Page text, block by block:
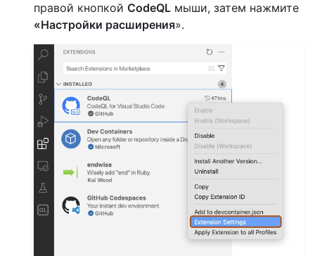
правой кнопкой CodeQL мыши, затем нажмите
«Настройки расширения».